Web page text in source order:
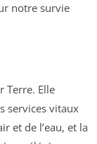
notre survie
Terre. Elle
services vitaux
et de l’eau, et la